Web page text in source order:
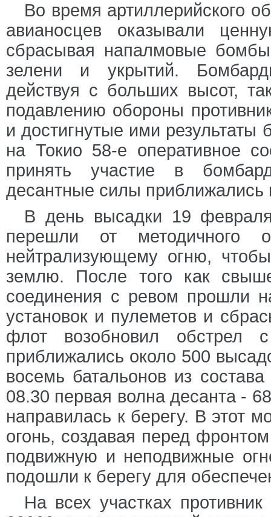
Во время артиллерийского
авианосцев оказывали
сбрасывая напалмовые
зелени и укрытий.
действуя с больших высот,
подавлению обороны
и достигнутые ими
на Токио 58-е оперативное
принять участие в
десантные силы приближались
В день высадки 19
перешли от методичного
нейтрализующему огню,
землю. После того как
соединения с ревом прошли
установок и пулеметов и
флот возобновил
приближались около 500
восемь батальонов из
08.30 первая волна десанта -
направилась к берегу. В этот
огонь, создавая перед
подвижную и неподвижные
подошли к берегу для
На всех участках